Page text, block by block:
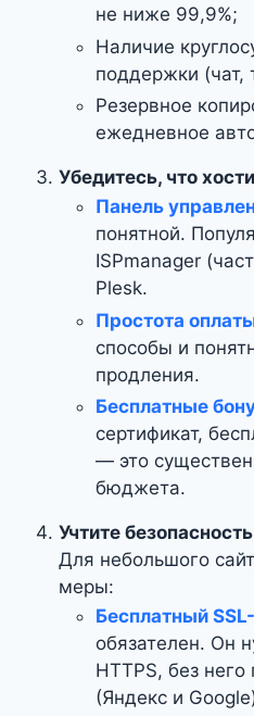
не ниже 99,9%;
Наличие
поддержки (чат,
Резервное
ежедневное
Убедитесь, что
Панель
понятной.
ISPmanager
Plesk.
Простота
способы и
продления.
Бесплатные
сертификат,
— это
бюджета.
Учтите безопасность
Для небольшого
меры:
Бесплатный
обязателен. Он
HTTPS, без
(Яндекс и